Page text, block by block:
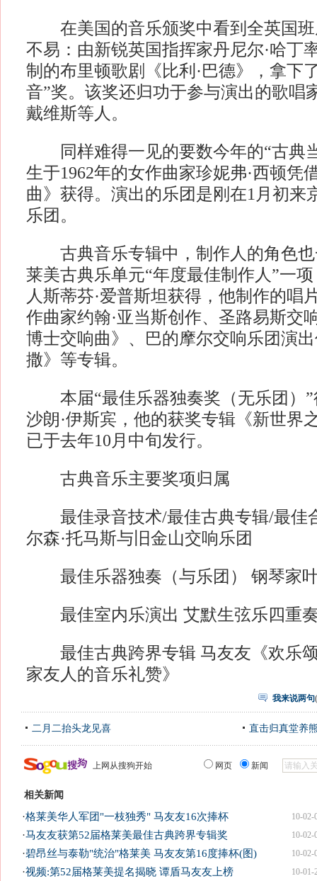
在美国的音乐颁奖中看到全英国班
不易：由新锐英国指挥家丹尼尔·哈丁
制的布里顿歌剧《比利·巴德》，拿下
音”奖。该奖还归功于参与演出的歌唱
戴维斯等人。
同样难得一见的要数今年的“古典
生于1962年的女作曲家珍妮弗·西顿凭
曲》获得。演出的乐团是刚在1月初来
乐团。
古典音乐专辑中，制作人的角色也
莱美古典乐单元“年度最佳制作人”一
人斯蒂芬·爱普斯坦获得，他制作的唱
作曲家约翰·亚当斯创作、圣路易斯交
博士交响曲》、巴的摩尔交响乐团演
撒》等专辑。
本届“最佳乐器独奏奖（无乐团）”
沙朗·伊斯宾，他的获奖专辑《新世界
已于去年10月中旬发行。
古典音乐主要奖项归属
最佳录音技术/最佳古典专辑/最佳
尔森·托马斯与旧金山交响乐团
最佳乐器独奏（与乐团） 钢琴家叶
最佳室内乐演出 艾默生弦乐四重
最佳古典跨界专辑 马友友《欢乐
家友人的音乐礼赞》
我来说两句(
二月二抬头龙见喜 直击归真堂养
上网从搜狗开始 网页 新闻
相关新闻
10-02-
·格莱美华人军团"一枝独秀" 马友友16次捧杯
10-02-
·马友友获第52届格莱美最佳古典跨界专辑奖
10-02-
·碧昂丝与泰勒"统治"格莱美 马友友第16度捧杯(图)
10-01-
·视频:第52届格莱美提名揭晓 谭盾马友友上榜